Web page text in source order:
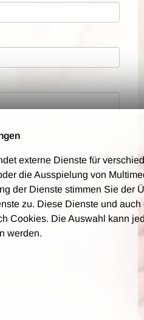
an, über die wir Sie für eventuelle
externe Dienste für
die Ausspielung von
der Dienste stimmen Sie der
zu. Diese Dienste und auch
Cookies. Die Auswahl kann
werden.